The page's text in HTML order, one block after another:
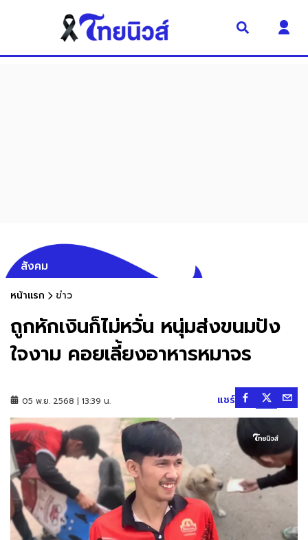
สังคม
หน้าแรก ข่าว
ถูกหักเงินก็ไม่หวั่น หนุ่มส่งขนมปัง
ใจงาม คอยเลี้ยงอาหารหมาจร
05 พ.ย. 2568 | 13:39 น. แชร์